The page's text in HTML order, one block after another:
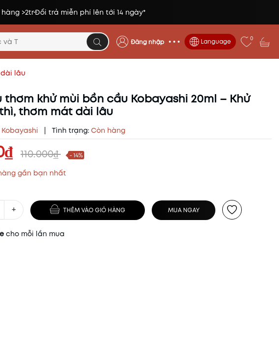
>2trĐổi trả miễn phí lên tới 14 ngày*
Đăng nhập Language 0
lâu
thơm khử mùi bồn cầu Kobayashi 20ml – Khử
thơm mát dài lâu
Kobayashi Tình trạng: Còn hàng
110.000₫ - 14%
gần bạn nhất
+ THÊM VÀO GIỎ HÀNG MUA NGAY
cho mỗi lần mua